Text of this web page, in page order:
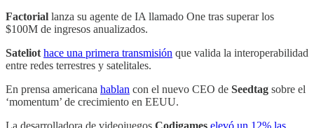
Factorial lanza su agente de IA llamado One tras superar los
$100M de ingresos anualizados.
Sateliot hace una primera transmisión que valida la interoperabilidad
entre redes terrestres y satelitales.
En prensa americana hablan con el nuevo CEO de Seedtag sobre el
‘momentum’ de crecimiento en EEUU.